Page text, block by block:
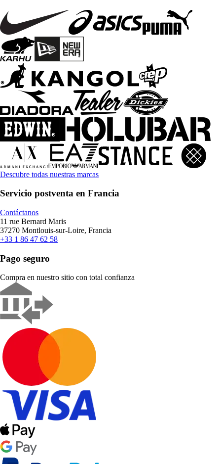
Descubre todas nuestras marcas
Servicio postventa en Francia
Contáctanos
11 rue Bernard Maris
37270 Montlouis-sur-Loire, Francia
+33 1 86 47 62 58
Pago seguro
Compra en nuestro sitio con total confianza